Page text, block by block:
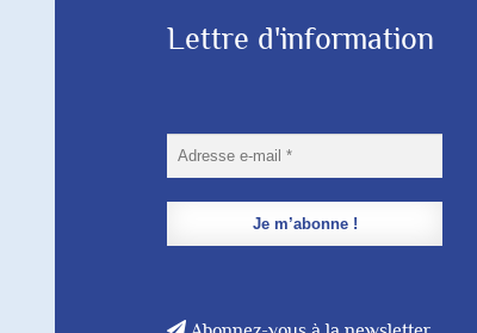
Lettre d'information